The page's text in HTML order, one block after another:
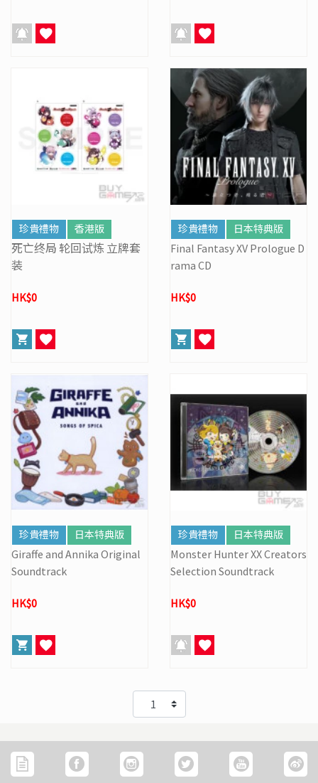
珍貴禮物 香港版
死亡终局 轮回试炼 立牌套
装
HK$0
珍貴禮物 日本特典版
Final Fantasy XV Prologue D
rama CD
HK$0
珍貴禮物 日本特典版
Giraffe and Annika Original
Soundtrack
HK$0
珍貴禮物 日本特典版
Monster Hunter XX Creators
Selection Soundtrack
HK$0